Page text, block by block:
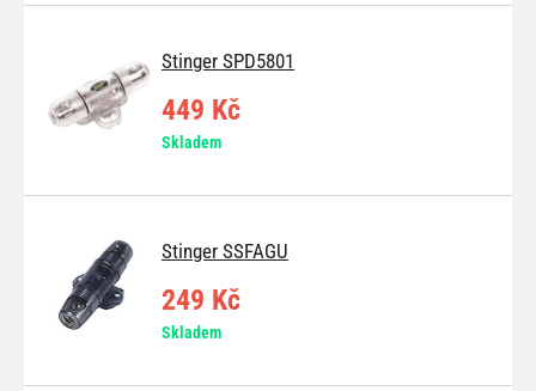
Stinger SPD5801
449 Kč
Skladem
Stinger SSFAGU
249 Kč
Skladem